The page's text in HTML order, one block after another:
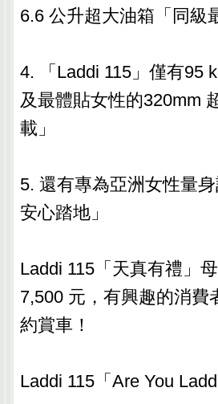
6.6 公升超大油箱「同級
4. 「Laddi 115」僅有95
及最體貼女性的320mm
載」
5. 還有專為亞洲女性量
安心踏地」
Laddi 115「天真有禮」
7,500 元，有興趣的消
約賞車！
Laddi 115「Are You